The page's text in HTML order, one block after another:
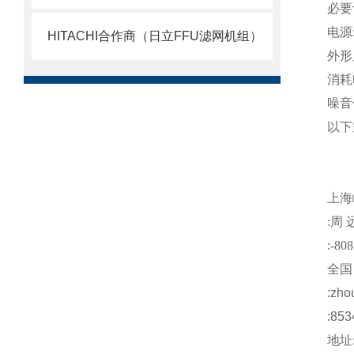
HITACHI合作商（日立FFU滤网机组）
必
电源
外
消
噪
以
上海
:周
:-808
全
:
地址